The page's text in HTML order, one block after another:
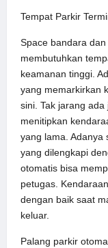
Tempat Parkir
Space bandara
membutuhkan
keamanan tinggi.
yang memarkirkan
sini. Tak jarang ada
menitipkan
yang lama. Adanya
yang dilengkapi
otomatis bisa
petugas.
dengan baik saat
keluar.
Palang parkir